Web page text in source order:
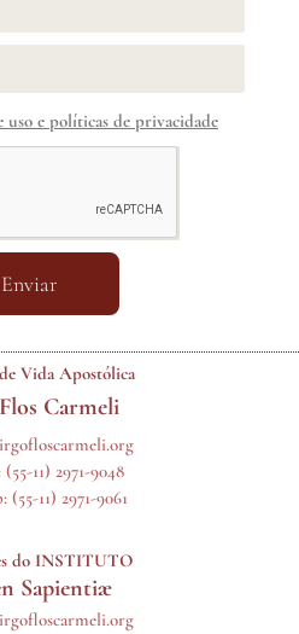
uso e políticas de privacidade
Enviar
Vida Apostólica
Carmeli
(55-11) 2971-9048
(55-11) 2971-9061
do INSTITUTO
Sapientiæ